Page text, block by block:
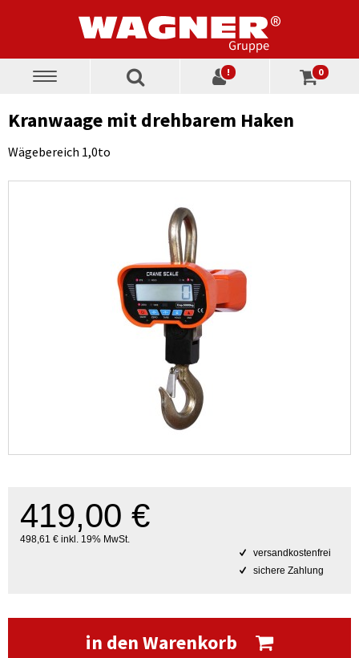
Toggle
! 0
Kranwaage mit drehbarem Haken
Wägebereich 1,0to
419,00 €
498,61 € inkl. 19% MwSt.
versandkostenfrei
sichere Zahlung
in den Warenkorb